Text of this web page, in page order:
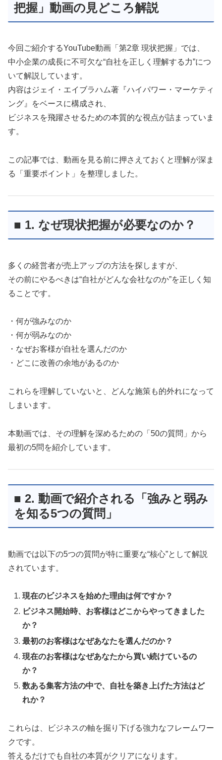
把握」動画の見どころ解説
今回ご紹介するYouTube動画「第2章 現状把握」では、
中小企業の成長に不可欠な“自社を正しく理解する力”につ
いて解説しています。
内容はジェイ・エイブラハム著『ハイパワー・マーケティ
ング』をベースに構成され、
ビジネスを飛躍させるための本質的な視点が詰まっていま
す。
この記事では、動画を見る前に押さえておくと理解が深ま
る「重要ポイント」を整理しました。
■ 1. なぜ現状把握が必要なのか？
多くの経営者が売上アップの方法を探しますが、
その前にやるべきは“自社がどんな会社なのか”を正しく知
ることです。
・何が強みなのか
・何が弱みなのか
・なぜお客様が自社を選んだのか
・どこに改善の余地があるのか
これらを理解していないと、どんな施策も的外れになって
しまいます。
本動画では、その理解を深めるための「50の質問」から
最初の5問を紹介しています。
■ 2. 動画で紹介される「強みと弱み
を知る5つの質問」
動画では以下の5つの質問が特に重要な“核心”として解説
されています。
現在のビジネスを始めた理由は何ですか？
ビジネス開始時、お客様はどこからやってきました
か？
最初のお客様はなぜあなたを選んだのか？
現在のお客様はなぜあなたから買い続けているの
か？
数ある集客方法の中で、自社を築き上げた方法はど
れか？
これらは、ビジネスの軸を掘り下げる強力なフレームワー
クです。
答えるだけでも自社の本質がクリアになります。